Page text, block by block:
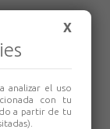
X
analizar el uso
con tu
a partir de tu